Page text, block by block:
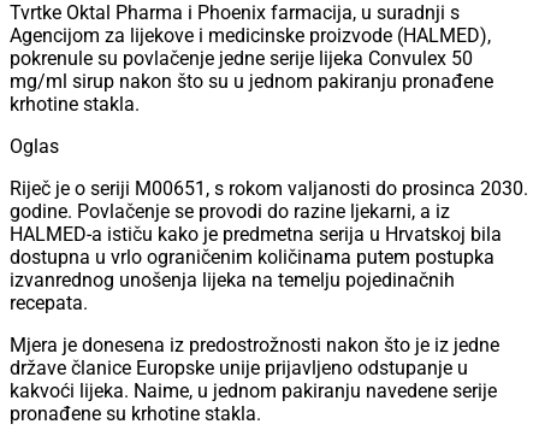
Tvrtke Oktal Pharma i Phoenix farmacija, u suradnji s
Agencijom za lijekove i medicinske proizvode (HALMED),
pokrenule su povlačenje jedne serije lijeka Convulex 50
mg/ml sirup nakon što su u jednom pakiranju pronađene
krhotine stakla.
Oglas
Riječ je o seriji M00651, s rokom valjanosti do prosinca 2030.
godine. Povlačenje se provodi do razine ljekarni, a iz
HALMED-a ističu kako je predmetna serija u Hrvatskoj bila
dostupna u vrlo ograničenim količinama putem postupka
izvanrednog unošenja lijeka na temelju pojedinačnih
recepata.
Mjera je donesena iz predostrožnosti nakon što je iz jedne
države članice Europske unije prijavljeno odstupanje u
kakvoći lijeka. Naime, u jednom pakiranju navedene serije
pronađene su krhotine stakla.